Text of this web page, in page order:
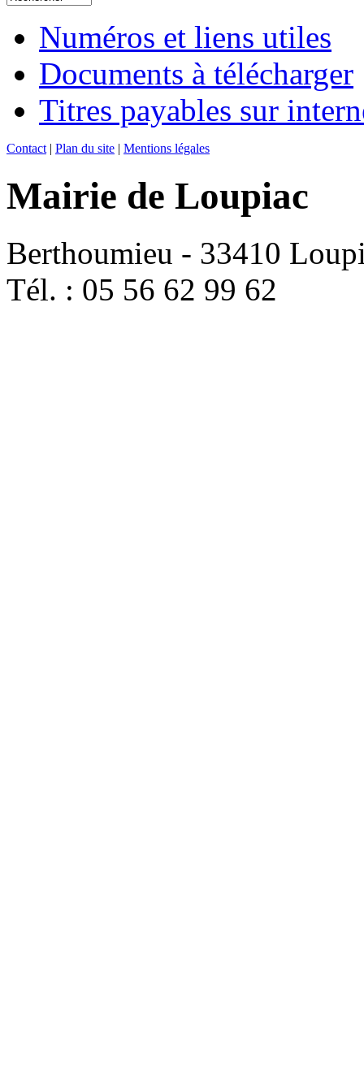
Numéros et liens utiles
Documents à télécharger
Titres payables sur
Contact | Plan du site | Mentions légales
Mairie de Loupiac
Berthoumieu - 33410
Tél. : 05 56 62 99 62